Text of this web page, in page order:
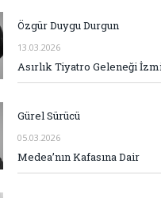
Özgür Duygu Durgun
13.03.2026
Asırlık Tiyatro Geleneği
Gürel Sürücü
05.03.2026
Medea’nın Kafasına Dair